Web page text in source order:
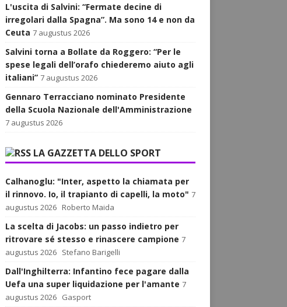
L'uscita di Salvini: “Fermate decine di
irregolari dalla Spagna”. Ma sono 14 e non da
Ceuta 7 augustus 2026
Salvini torna a Bollate da Roggero: “Per le
spese legali dell’orafo chiederemo aiuto agli
italiani” 7 augustus 2026
Gennaro Terracciano nominato Presidente
della Scuola Nazionale dell'Amministrazione
7 augustus 2026
LA GAZZETTA DELLO SPORT
Calhanoglu: "Inter, aspetto la chiamata per
il rinnovo. Io, il trapianto di capelli, la moto" 7
augustus 2026 Roberto Maida
La scelta di Jacobs: un passo indietro per
ritrovare sé stesso e rinascere campione 7
augustus 2026 Stefano Barigelli
Dall'Inghilterra: Infantino fece pagare dalla
Uefa una super liquidazione per l'amante 7
augustus 2026 Gasport